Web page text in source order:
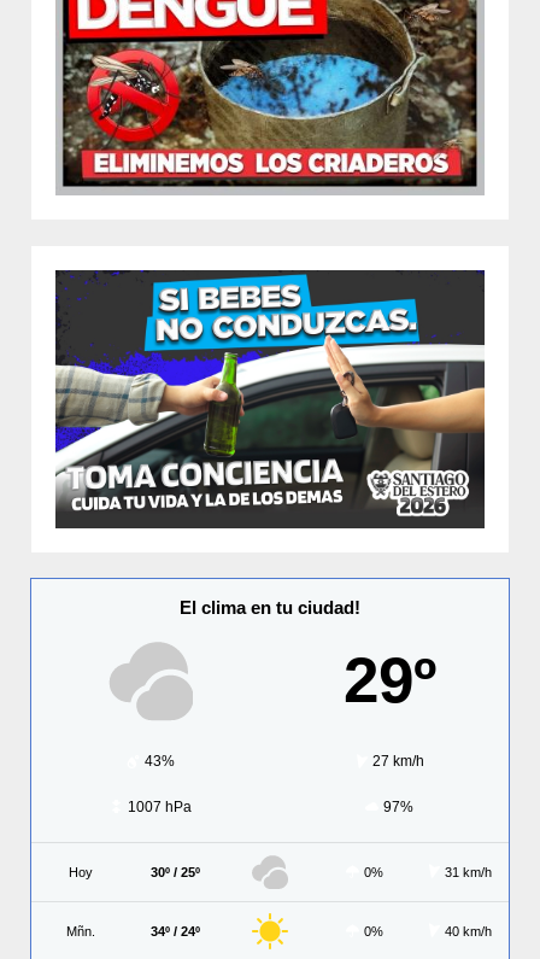
El clima en tu ciudad!
29º
43% 27 km/h
1007 hPa 97%
Hoy 30º / 25º 0% 31 km/h
Mñn. 34º / 24º 0% 40 km/h